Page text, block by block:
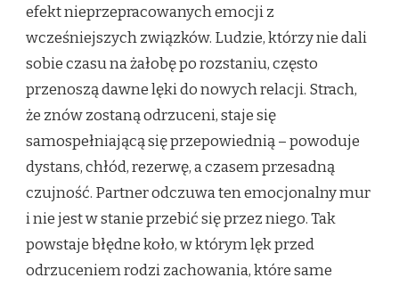
efekt nieprzepracowanych emocji z
wcześniejszych związków. Ludzie, którzy nie dali
sobie czasu na żałobę po rozstaniu, często
przenoszą dawne lęki do nowych relacji. Strach,
że znów zostaną odrzuceni, staje się
samospełniającą się przepowiednią – powoduje
dystans, chłód, rezerwę, a czasem przesadną
czujność. Partner odczuwa ten emocjonalny mur
i nie jest w stanie przebić się przez niego. Tak
powstaje błędne koło, w którym lęk przed
odrzuceniem rodzi zachowania, które same